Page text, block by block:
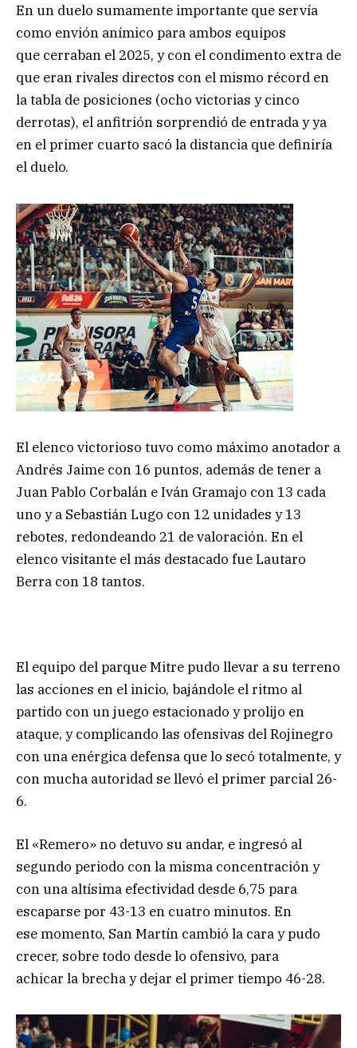
En un duelo sumamente importante que servía
como envión anímico para ambos equipos
que cerraban el 2025, y con el condimento extra de
que eran rivales directos con el mismo récord en
la tabla de posiciones (ocho victorias y cinco
derrotas), el anfitrión sorprendió de entrada y ya
en el primer cuarto sacó la distancia que definiría
el duelo.
El elenco victorioso tuvo como máximo anotador a
Andrés Jaime con 16 puntos, además de tener a
Juan Pablo Corbalán e Iván Gramajo con 13 cada
uno y a Sebastián Lugo con 12 unidades y 13
rebotes, redondeando 21 de valoración. En el
elenco visitante el más destacado fue Lautaro
Berra con 18 tantos.
El equipo del parque Mitre pudo llevar a su terreno
las acciones en el inicio, bajándole el ritmo al
partido con un juego estacionado y prolijo en
ataque, y complicando las ofensivas del Rojinegro
con una enérgica defensa que lo secó totalmente, y
con mucha autoridad se llevó el primer parcial 26-
6.
El «Remero» no detuvo su andar, e ingresó al
segundo periodo con la misma concentración y
con una altísima efectividad desde 6,75 para
escaparse por 43-13 en cuatro minutos. En
ese momento, San Martín cambió la cara y pudo
crecer, sobre todo desde lo ofensivo, para
achicar la brecha y dejar el primer tiempo 46-28.